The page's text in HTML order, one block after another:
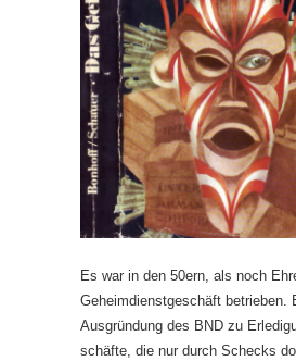
Es war in den 50ern, als noch
Geheimdienstgeschäft betrieben.
Ausgründung des BND zu
schäfte, die nur durch Schecks